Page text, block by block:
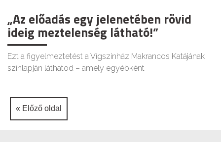
„Az előadás egy jelenetében rövid
ideig meztelenség látható!”
Ezt a figyelmeztetést a Vígszínház Makrancos Katájának
színlapján láthatod – amely egyébként
« Előző oldal